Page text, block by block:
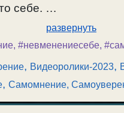
себе. …
развернуть
, #невменениесебе,
, Видеоролики-2023,
, Самомнение,